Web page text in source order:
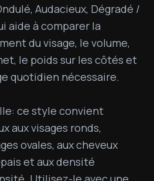
Audacieux, Dégradé /
aide à comparer la
du visage, le volume,
le poids sur les côtés et
quotidien nécessaire.
ce style convient
aux visages ronds,
ovales, aux cheveux
et aux densité